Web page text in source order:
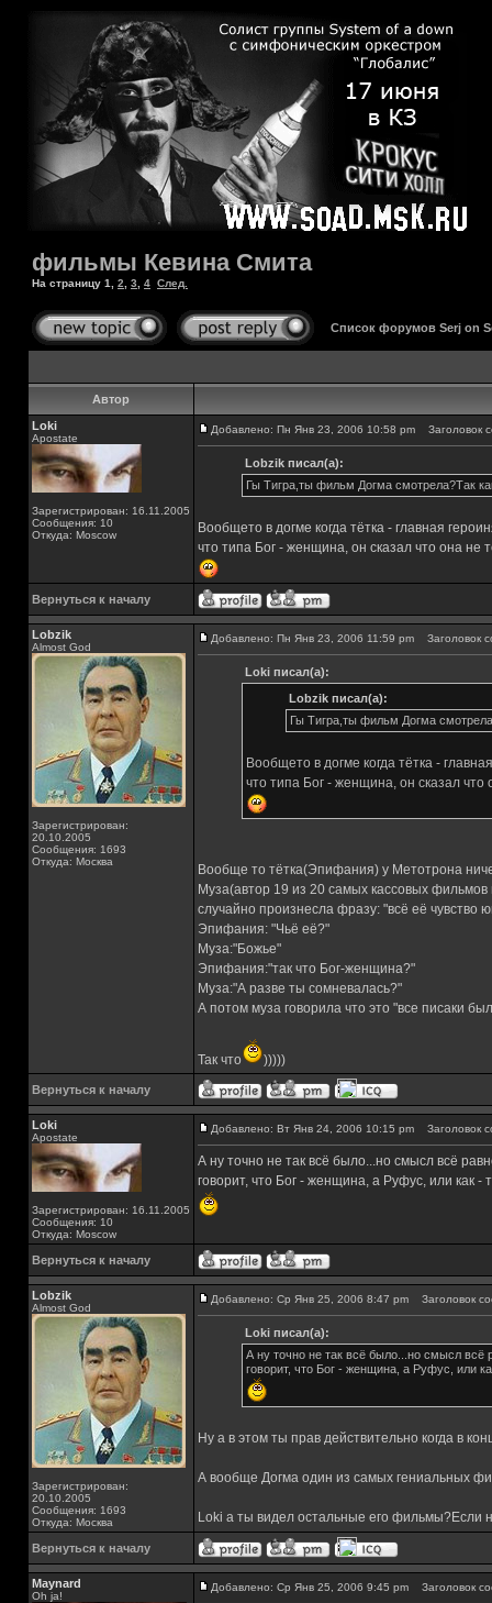
фильмы Кевина Смита
На страницу 1 2 3 4 След.
Список форумов Serj on
Автор
Loki
Apostate
Зарегистрирован: 16.11.2005
Сообщения: 10
Откуда: Moscow
Добавлено: Пн Янв 23, 2006 10:58 pm Заголовок
Lobzik писал(а):
Гы Тигра,ты фильм Догма смотрела?Так
Вообщето в догме когда тётка - главная
что типа Бог - женщина, он сказал что она не
Вернуться к началу
Lobzik
Almost God
Зарегистрирован:
20.10.2005
Сообщения: 1693
Откуда: Москва
Добавлено: Пн Янв 23, 2006 11:59 pm Заголовок
Loki писал(а):
Lobzik писал(а):
Гы Тигра,ты фильм Догма
Вообщето в догме когда тётка -
что типа Бог - женщина, он сказал что
Вообще то тётка(Эпифания) у Метотрона
Муза(автор 19 из 20 самых кассовых
случайно произнесла фразу: "всё её чувство
Эпифания: "Чьё её?"
Муза:"Божье"
Эпифания:"так что Бог-женщина?"
Муза:"А разве ты сомневалась?"
А потом муза говорила что это "все писаки
Так что )))))
Вернуться к началу
Loki
Apostate
Зарегистрирован: 16.11.2005
Сообщения: 10
Откуда: Moscow
Добавлено: Вт Янв 24, 2006 10:15 pm Заголовок
А ну точно не так всё было...но смысл всё
говорит, что Бог - женщина, а Руфус, или как
Вернуться к началу
Lobzik
Almost God
Зарегистрирован:
20.10.2005
Сообщения: 1693
Откуда: Москва
Добавлено: Ср Янв 25, 2006 8:47 pm Заголовок
Loki писал(а):
А ну точно не так всё было...но смысл всё
говорит, что Бог - женщина, а Руфус, или
Ну а в этом ты прав действительно когда в
А вообще Догма один из самых гениальных
Loki а ты видел остальные его фильмы?Если
Вернуться к началу
Maynard
Oh ja!
Добавлено: Ср Янв 25, 2006 9:45 pm Заголовок